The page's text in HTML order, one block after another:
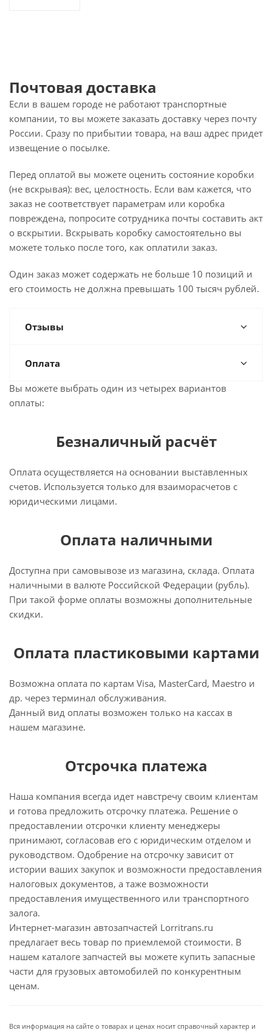
Почтовая доставка
Если в вашем городе не работают транспортные
компании, то вы можете заказать доставку через почту
России. Сразу по прибытии товара, на ваш адрес придет
извещение о посылке.
Перед оплатой вы можете оценить состояние коробки
(не вскрывая): вес, целостность. Если вам кажется, что
заказ не соответствует параметрам или коробка
повреждена, попросите сотрудника почты составить акт
о вскрытии. Вскрывать коробку самостоятельно вы
можете только после того, как оплатили заказ.
Один заказ может содержать не больше 10 позиций и
его стоимость не должна превышать 100 тысяч рублей.
Отзывы
Оплата
Вы можете выбрать один из четырех вариантов
оплаты:
Безналичный расчёт
Оплата осуществляется на основании выставленных
счетов. Используется только для взаиморасчетов с
юридическими лицами.
Оплата наличными
Доступна при самовывозе из магазина, склада. Оплата
наличными в валюте Российской Федерации (рубль).
При такой форме оплаты возможны дополнительные
скидки.
Оплата пластиковыми картами
Возможна оплата по картам Visa, MasterCard, Maestro и
др. через терминал обслуживания.
Данный вид оплаты возможен только на кассах в
нашем магазине.
Отсрочка платежа
Наша компания всегда идет навстречу своим клиентам
и готова предложить отсрочку платежа. Решение о
предоставлении отсрочки клиенту менеджеры
принимают, согласовав его с юридическим отделом и
руководством. Одобрение на отсрочку зависит от
истории ваших закупок и возможности предоставления
налоговых документов, а таже возможности
предоставления имущественного или транспортного
залога.
Интернет-магазин автозапчастей Lorritrans.ru
предлагает весь товар по приемлемой стоимости. В
нашем каталоге запчастей вы можете купить запасные
части для грузовых автомобилей по конкурентным
ценам.
Вся информация на сайте о товарах и ценах носит справочный характер и